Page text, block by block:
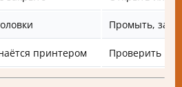
Промыть,
принтером Проверить